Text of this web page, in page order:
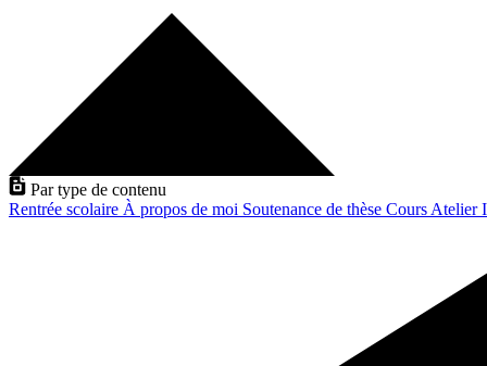
Par type de contenu
Rentrée scolaire À propos de moi Soutenance de thèse Cours Atelier